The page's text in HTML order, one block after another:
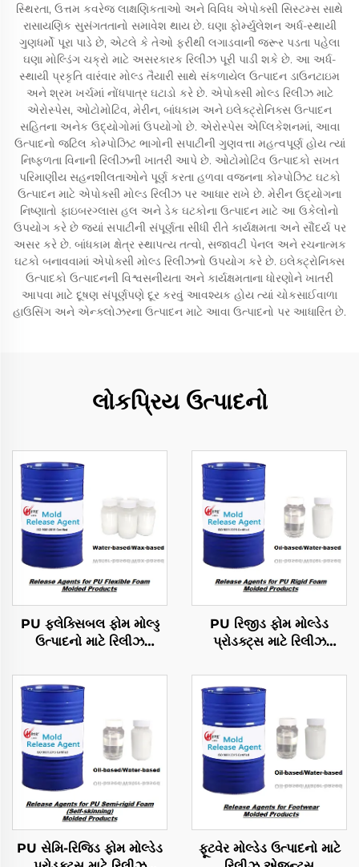
સ્થિરતા, ઉત્તમ કવરેજ લાક્ષણિકતાઓ અને વિવિધ એપોક્સી સિસ્ટમ્સ સાથે
રાસાયણિક સુસંગતતાનો સમાવેશ થાય છે. ઘણા ફોર્મ્યુલેશન અર્ધ-સ્થાયી
ગુણધર્મો પૂરા પાડે છે, એટલે કે તેઓ ફરીથી લગાડવાની જરૂર પડતા પહેલા
ઘણા મોલ્ડિંગ ચક્રો માટે અસરકારક રિલીઝ પૂરી પાડી શકે છે. આ અર્ધ-
સ્થાયી પ્રકૃતિ વારંવાર મોલ્ડ તૈયારી સાથે સંકળાયેલ ઉત્પાદન ડાઉનટાઇમ
અને શ્રમ ખર્ચમાં નોંધપાત્ર ઘટાડો કરે છે. એપોક્સી મોલ્ડ રિલીઝ માટે
એરોસ્પેસ, ઓટોમોટિવ, મેરીન, બાંધકામ અને ઇલેક્ટ્રોનિક્સ ઉત્પાદન
સહિતના અનેક ઉદ્યોગોમાં ઉપયોગો છે. એરોસ્પેસ એપ્લિકેશનમાં, આવા
ઉત્પાદનો જટિલ કોમ્પોઝિટ ભાગોની સપાટીની ગુણવત્તા મહત્વપૂર્ણ હોય ત્યાં
નિષ્ફળતા વિનાની રિલીઝની ખાતરી આપે છે. ઓટોમોટિવ ઉત્પાદકો સખત
પરિમાણીય સહનશીલતાઓને પૂર્ણ કરતા હળવા વજનના કોમ્પોઝિટ ઘટકો
ઉત્પાદન માટે એપોક્સી મોલ્ડ રિલીઝ પર આધાર રાખે છે. મેરીન ઉદ્યોગના
નિષ્ણાતો ફાઇબરગ્લાસ હલ અને ડેક ઘટકોના ઉત્પાદન માટે આ ઉકેલોનો
ઉપયોગ કરે છે જ્યાં સપાટીની સંપૂર્ણતા સીધી રીતે કાર્યક્ષમતા અને સૌંદર્ય પર
અસર કરે છે. બાંધકામ ક્ષેત્ર સ્થાપત્ય તત્વો, સજાવટી પેનલ અને રચનાત્મક
ઘટકો બનાવવામાં એપોક્સી મોલ્ડ રિલીઝનો ઉપયોગ કરે છે. ઇલેક્ટ્રોનિક્સ
ઉત્પાદકો ઉત્પાદનની વિશ્વસનીયતા અને કાર્યક્ષમતાના ધોરણોને ખાતરી
આપવા માટે દૂષણ સંપૂર્ણપણે દૂર કરવું આવશ્યક હોય ત્યાં ચોકસાઈવાળા
હાઉસિંગ અને એન્ક્લોઝરના ઉત્પાદન માટે આવા ઉત્પાદનો પર આધારિત છે.
લોકપ્રિય ઉત્પાદનો
PU ફ્લેક્સિબલ ફોમ મોલ્ડ્ડ
ઉત્પાદનો માટે રિલીઝ
PU રિજીડ ફોમ મોલ્ડેડ
પ્રોડક્ટ્સ માટે રિલીઝ
PU સેમિ-રિજિડ ફોમ મોલ્ડેડ
ફૂટવેર મોલ્ડેડ ઉત્પાદનો માટે